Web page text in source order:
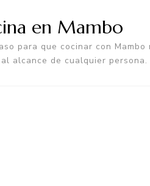
en Mambo
para que cocinar con
alcance de cualquier persona.